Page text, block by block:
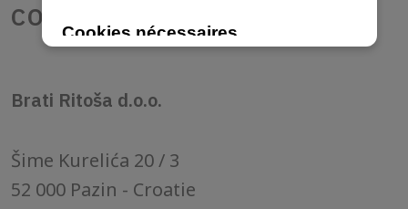
CONTACTEZ-NOUS:
Brati Ritoša d.o.o.
Šime Kurelića 20 / 3
52 000 Pazin - Croatie